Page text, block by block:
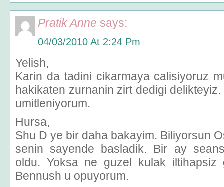
Pratik Anne says:
04/03/2010 At 2:24 Pm
Yelish,
Karin da tadini cikarmaya calisiyoruz
hakikaten zurnanin zirt dedigi
umitleniyorum.
Hursa,
Shu D ye bir daha bakayim. Biliyorsun
senin sayende basladik. Bir ay
oldu. Yoksa ne guzel kulak iltihapsiz
Bennush u opuyorum.